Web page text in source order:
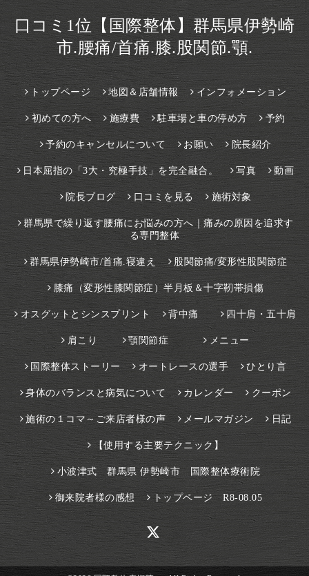
口コミ1位【国際整体】群馬県伊勢崎
市.腰痛/首痛.膝.股関節.顎.
トップページ 地図＆店舗情報 インフォメーション
初めての方へ 施療費 駐車場と車の停め方 予約
予約のキャンセルについて お願い 院長紹介
日本屈指の「3大・究極手技」を完全融合。 写真 動画
院長ブログ 口コミを見る 施術対象
群馬県で繰り返す腰痛にお悩みの方へ｜痛みの原因を追求す
る専門整体
群馬県伊勢崎市/首痛.寝違え 股関節痛/変形性股関節症
膝痛（変形性膝関節症）半月板＆十字靭帯損傷
オスグットとシンスプリント 背中痛 四十肩・五十肩
肩こり 顎関節症 メニュー
国際整体ストーリー オートレースの選手 ひとり言
身体のバランスと病気について カレンダー クーポン
施術の１コマ～ご来店者様の声 メールマガジン 日記
【使用する主要テクニック】
小波津式 群馬県 伊勢崎市 国際整体療術院
御来院者様の感想 トップページ R8-08.05